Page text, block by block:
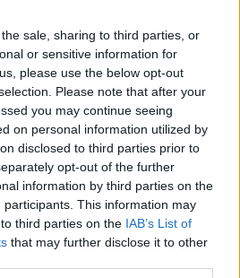
sale, sharing to third parties, or
or sensitive information for
please use the below opt-out
Please note that after your
you may continue seeing
on personal information utilized by
disclosed to third parties prior to
opt-out of the further
information by third parties on the
participants. This information may
third parties on the IAB’s List of
that may further disclose it to other
Z
R